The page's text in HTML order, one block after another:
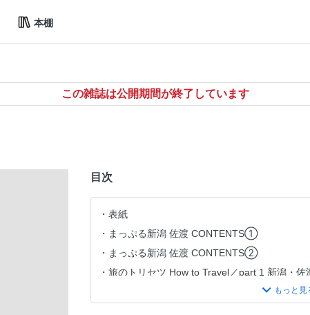
本棚
この雑誌は公開期間が終了しています
目次
表紙
まっぷる新潟 佐渡 CONTENTS①
まっぷる新潟 佐渡 CONTENTS②
旅のトリセツ How to Travel／part 1 新潟・佐